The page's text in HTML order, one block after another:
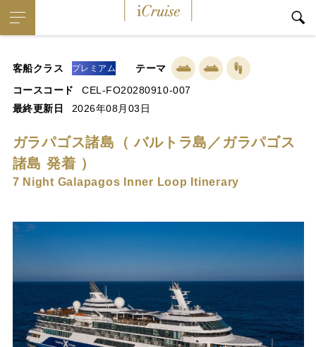
客船クラス プレミアム
テーマ
コースコード
CEL-FO20280910-007
最終更新日
2026年08月03日
ガラパゴス諸島（ バルトラ島／ガラパゴス
諸島 発着 ）
7 Night Galapagos Inner Loop Itinerary